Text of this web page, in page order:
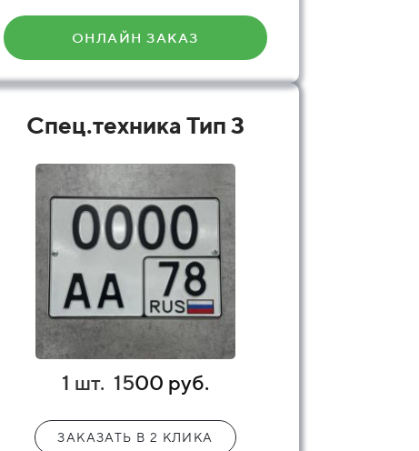
ОНЛАЙН ЗАКАЗ
Спец.техника Тип 3
1 шт. 1500 руб.
ЗАКАЗАТЬ В 2 КЛИКА